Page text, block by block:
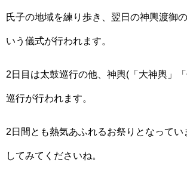
氏子の地域を練り歩き、翌日の神輿渡御
いう儀式が行われます。
2日目は太鼓巡行の他、神輿(「大神輿」
巡行が行われます。
2日間とも熱気あふれるお祭りとなってい
してみてくださいね。